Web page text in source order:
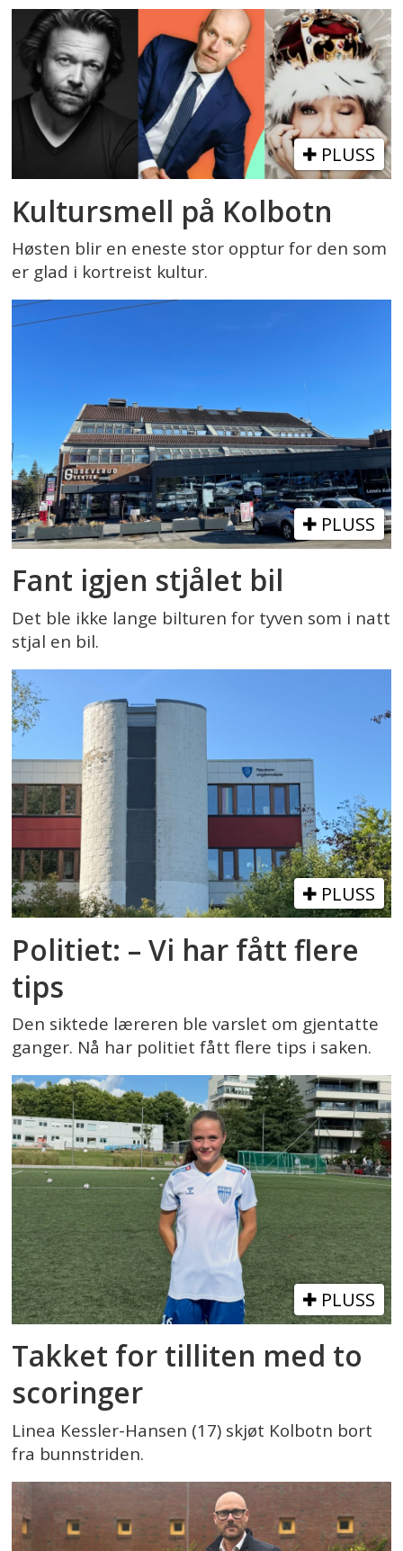
PLUSS
Kultursmell på Kolbotn
Høsten blir en eneste stor opptur for den som
er glad i kortreist kultur.
PLUSS
Fant igjen stjålet bil
Det ble ikke lange bilturen for tyven som i natt
stjal en bil.
PLUSS
Politiet: – Vi har fått flere
tips
Den siktede læreren ble varslet om gjentatte
ganger. Nå har politiet fått flere tips i saken.
PLUSS
Takket for tilliten med to
scoringer
Linea Kessler-Hansen (17) skjøt Kolbotn bort
fra bunnstriden.